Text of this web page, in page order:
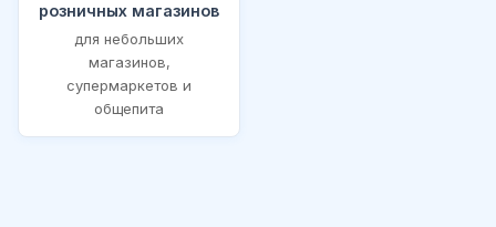
розничных магазинов
для небольших
магазинов,
супермаркетов и
общепита